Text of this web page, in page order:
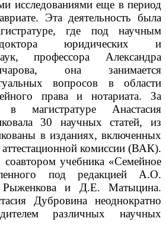
исследованиями еще в период
Эта деятельность была
где под научным
юридических и
профессора Александра
она занимается
вопросов в области
права и нотариата. За
магистратуре Анастасия
30 научных статей, из
в изданиях, включенных
комиссии (ВАК).
соавтором учебника «Семейное
под редакцией А.О.
и Д.Е. Матыцина.
Дубровина неоднократно
различных научных